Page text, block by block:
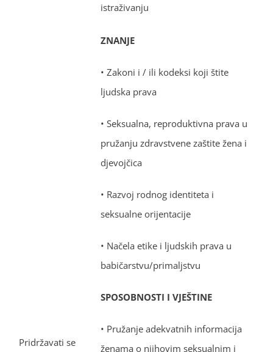
istraživanju
Pridržavati se
ZNANJE
• Zakoni i / ili kodeksi koji štite
ljudska prava
• Seksualna, reproduktivna prava u
pružanju zdravstvene zaštite žena i
djevojčica
• Razvoj rodnog identiteta i
seksualne orijentacije
• Načela etike i ljudskih prava u
babičarstvu/primaljstvu
SPOSOBNOSTI I VJEŠTINE
• Pružanje adekvatnih informacija
ženama o njihovim seksualnim i